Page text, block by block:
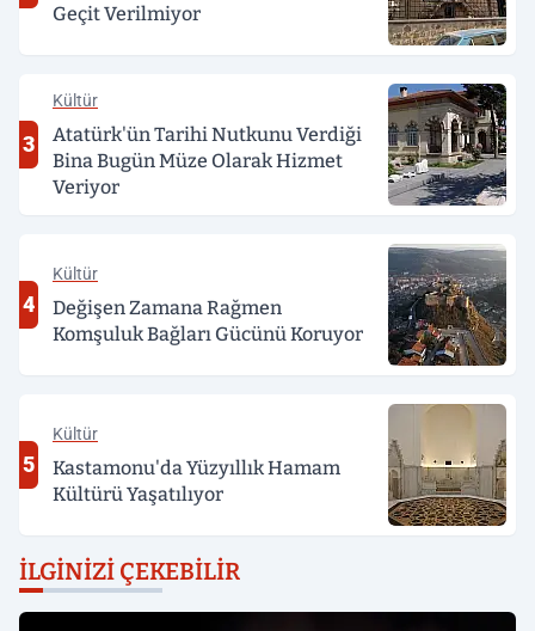
Geçit Verilmiyor
3
Kültür
Atatürk'ün Tarihi Nutkunu Verdiği
Bina Bugün Müze Olarak Hizmet
Veriyor
4
Kültür
Değişen Zamana Rağmen
Komşuluk Bağları Gücünü Koruyor
5
Kültür
Kastamonu'da Yüzyıllık Hamam
Kültürü Yaşatılıyor
İLGINIZI ÇEKEBILIR